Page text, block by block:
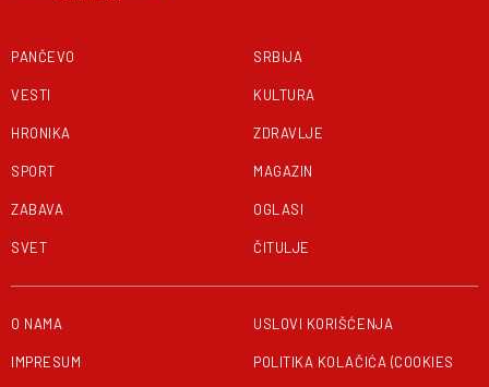
PANČEVO
VESTI
HRONIKA
SPORT
ZABAVA
SVET
SRBIJA
KULTURA
ZDRAVLJE
MAGAZIN
OGLASI
ČITULJE
O NAMA
IMPRESUM
USLOVI KORIŠĆENJA
POLITIKA KOLAČIĆA (COOKIES